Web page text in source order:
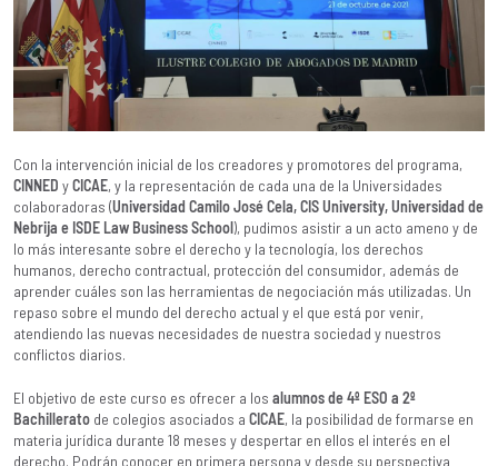
Con la intervención inicial de los creadores y promotores del programa,
CINNED yCICAE, y la representación de cada una de la Universidades
colaboradoras (Universidad Camilo José Cela, CIS University, Universidad de
Nebrija e ISDE Law Business School), pudimos asistir a un acto ameno y de
lo más interesante sobre el derecho y la tecnología, los derechos
humanos, derecho contractual, protección del consumidor, además de
aprender cuáles son las herramientas de negociación más utilizadas. Un
repaso sobre el mundo del derecho actual y el que está por venir,
atendiendo las nuevas necesidades de nuestra sociedad y nuestros
conflictos diarios.
El objetivo de este curso es ofrecer a los alumnos de 4º ESO a 2º
Bachillerato de colegios asociados a CICAE, la posibilidad de formarse en
materia jurídica durante 18 meses y despertar en ellos el interés en el
derecho. Podrán conocer en primera persona y desde su perspectiva